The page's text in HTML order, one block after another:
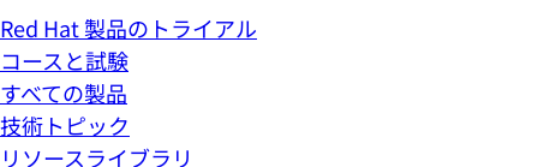
Red Hat 製品のトライアル
コースと試験
すべての製品
技術トピック
リソースライブラリ